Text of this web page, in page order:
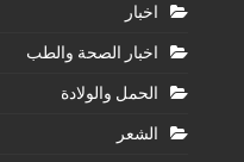
اخبار
اخبار الصحة والطب
الحمل والولادة
الشعر